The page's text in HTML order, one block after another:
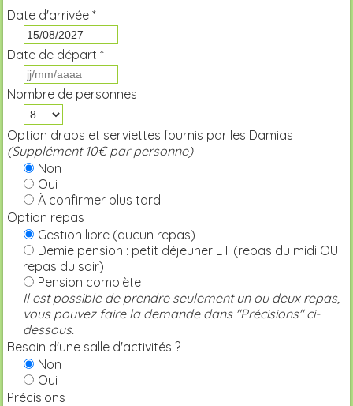
Date d'arrivée *
Date de départ *
Nombre de personnes
Option draps et serviettes fournis par les Damias
(Supplément 10€ par personne)
Non
Oui
À confirmer plus tard
Option repas
Gestion libre (aucun repas)
Demie pension : petit déjeuner ET (repas du midi OU
repas du soir)
Pension complète
Il est possible de prendre seulement un ou deux repas,
vous pouvez faire la demande dans "Précisions" ci-
dessous.
Besoin d'une salle d'activités ?
Non
Oui
Précisions